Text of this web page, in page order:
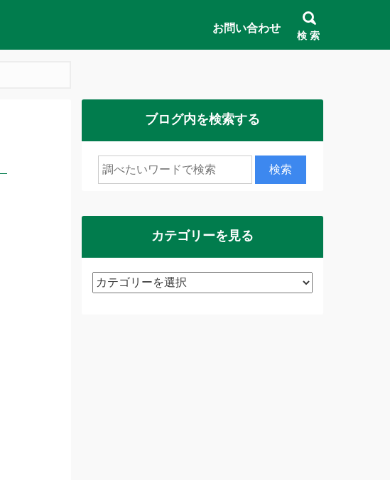
お問い合わせ
検 索
ブログ内を検索する
カテゴリーを見る
カ